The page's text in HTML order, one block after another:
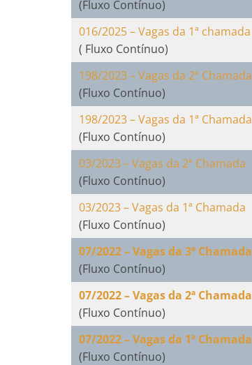
(Fluxo Contínuo)
016/2025 – Vagas da 1ª chamada
( Fluxo Contínuo)
198/2023 – Vagas da 2ª Chamada
(Fluxo Contínuo)
198/2023 – Vagas da 1ª Chamada
(Fluxo Contínuo)
03/2023 – Vagas da 2ª Chamada
(Fluxo Contínuo)
03/2023 – Vagas da 1ª Chamada
(Fluxo Contínuo)
07/2022 – Vagas da 3ª Chamada
(Fluxo Contínuo)
07/2022 – Vagas da 2ª Chamada
(Fluxo Contínuo)
07/2022 – Vagas da 1ª Chamada
(Fluxo Contínuo)